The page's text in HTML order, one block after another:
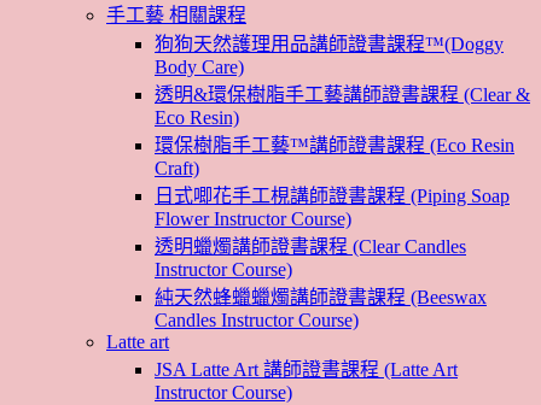
手工藝 相關課程
狗狗天然護理用品講師證書課程™(Doggy
Body Care)
透明&環保樹脂手工藝講師證書課程 (Clear &
Eco Resin)
環保樹脂手工藝™講師證書課程 (Eco Resin
Craft)
日式唧花手工梘講師證書課程 (Piping Soap
Flower Instructor Course)
透明蠟燭講師證書課程 (Clear Candles
Instructor Course)
純天然蜂蠟蠟燭講師證書課程 (Beeswax
Candles Instructor Course)
Latte art
JSA Latte Art 講師證書課程 (Latte Art
Instructor Course)